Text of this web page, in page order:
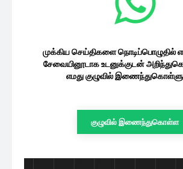
முக்கிய செய்திகளை நொடிப்பொழுதில்
சேவையினூடாக உடனுக்குடன்
எமது குழுவில்
குழுவில் இணைந்துகொள்ள